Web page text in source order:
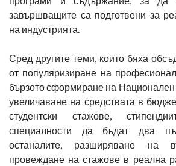
завършващите са подготвени за
на индустрията.
Сред другите теми, които бяха
от популяризиране на
бързото сформиране на Национален
увеличаване на средствата в
студентски стажове,
специалности да бъдат два
останалите, разширяване на
провеждане на стажове в реална